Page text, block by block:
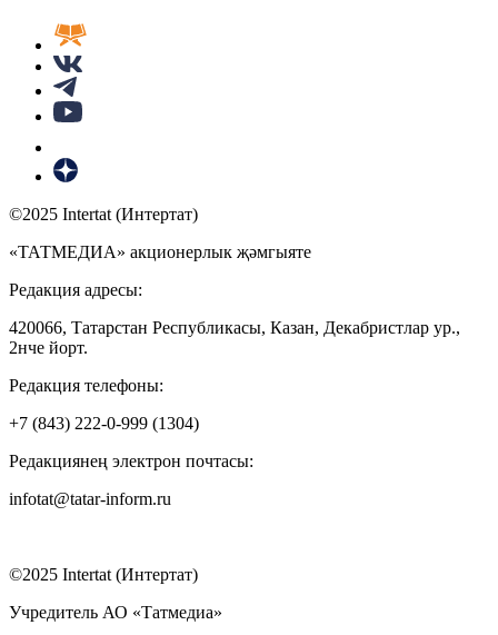
©2025 Intertat (Интертат)
«ТАТМЕДИА» акционерлык җәмгыяте
Редакция адресы:
420066, Татарстан Республикасы, Казан, Декабристлар ур.,
2нче йорт.
Редакция телефоны:
+7 (843) 222-0-999 (1304)
Редакциянең электрон почтасы:
infotat@tatar-inform.ru
©2025 Intertat (Интертат)
Учредитель АО «Татмедиа»